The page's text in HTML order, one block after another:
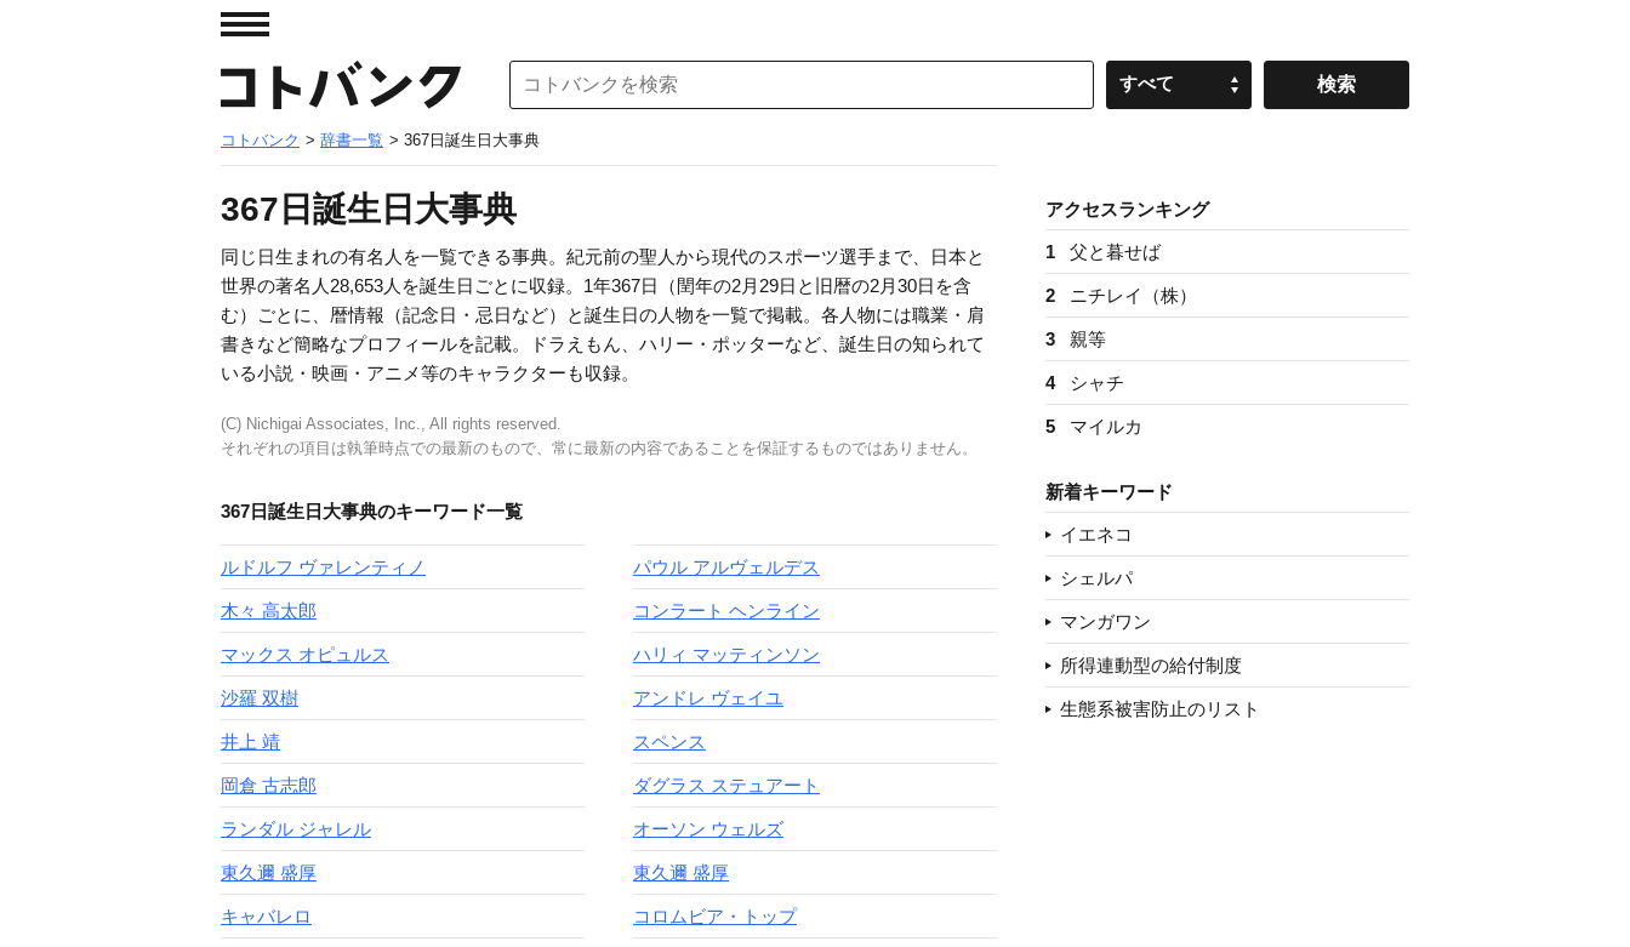
すべて
コトバンク > 辞書一覧 > 367日誕生日大事典
367日誕生日大事典
同じ日生まれの有名人を一覧できる事典。紀元前の聖人から現代のスポーツ選手まで、日本と
世界の著名人28,653人を誕生日ごとに収録。1年367日（閏年の2月29日と旧暦の2月30日を含
む）ごとに、暦情報（記念日・忌日など）と誕生日の人物を一覧で掲載。各人物には職業・肩
書きなど簡略なプロフィールを記載。ドラえもん、ハリー・ポッターなど、誕生日の知られて
いる小説・映画・アニメ等のキャラクターも収録。
(C) Nichigai Associates, Inc., All rights reserved.
それぞれの項目は執筆時点での最新のもので、常に最新の内容であることを保証するものではありません。
367日誕生日大事典のキーワード一覧
ルドルフ ヴァレンティノ パウル アルヴェルデス
木々 高太郎 コンラート ヘンライン
マックス オピュルス ハリィ マッティンソン
沙羅 双樹 アンドレ ヴェイユ
井上 靖 スペンス
岡倉 古志郎 ダグラス ステュアート
ランダル ジャレル オーソン ウェルズ
東久邇 盛厚 東久邇 盛厚
キャバレロ コロムビア・トップ
アクセスランキング
1 父と暮せば
2 ニチレイ（株）
3 親等
4 シャチ
5 マイルカ
新着キーワード
イエネコ
シェルパ
マンガワン
所得連動型の給付制度
生態系被害防止のリスト